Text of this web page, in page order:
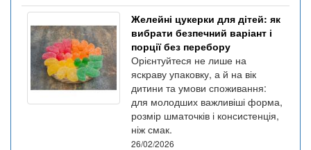
Желейні цукерки для дітей: як
вибрати безпечний варіант і
порції без перебору
Орієнтуйтеся не лише на
яскраву упаковку, а й на вік
дитини та умови споживання:
для молодших важливіші форма,
розмір шматочків і консистенція,
ніж смак.
26/02/2026